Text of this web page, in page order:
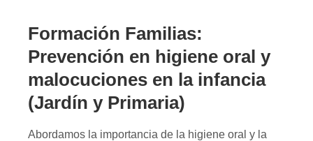
Formación Familias:
Prevención en higiene oral y
malocuciones en la infancia
(Jardín y Primaria)
Abordamos la importancia de la higiene oral y la